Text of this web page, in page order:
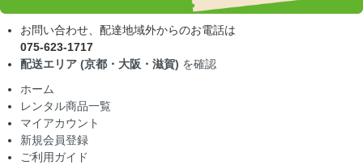
お問い合わせ、配達地域外からのお電話は
075-623-1717
配送エリア (京都・大阪・滋賀) を確認
ホーム
レンタル商品一覧
マイアカウント
新規会員登録
ご利用ガイド